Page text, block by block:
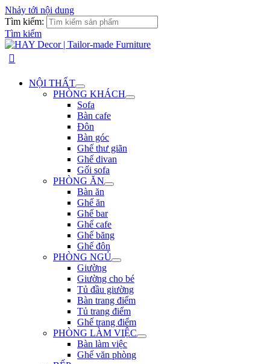
Nhảy tới nội dung
Tìm kiếm:
Tìm kiếm
NỘI THẤT
PHÒNG KHÁCH
Sofa
Bàn cafe
Đôn
Bàn góc
Ghế thư giãn
Ghế divan
Gối sofa
PHÒNG ĂN
Bàn ăn
Ghế ăn
Ghế bar
Ghế cafe
Ghế băng
Ghế đôn
PHÒNG NGỦ
Giường
Giường cho bé
Tủ đầu giường
Bàn trang điểm
Tủ trang điểm
Ghế trang điểm
PHÒNG LÀM VIỆC
Bàn làm việc
Ghế văn phòng